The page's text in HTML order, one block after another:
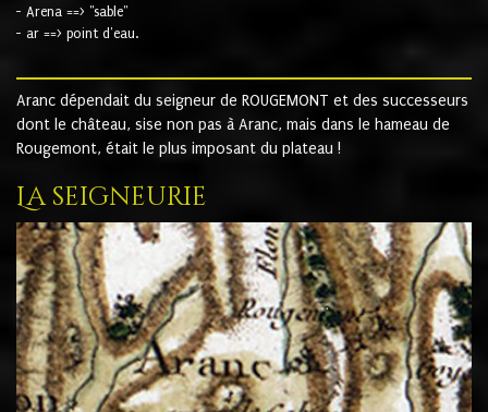
- Arena ==> "sable"
- ar ==> point d'eau.
Aranc dépendait du seigneur de ROUGEMONT et des successeurs
dont le château, sise non pas à Aranc, mais dans le hameau de
Rougemont, était le plus imposant du plateau !
La seigneurie